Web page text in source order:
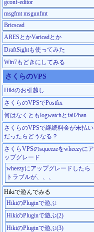
gconf-editor
msgfmt msgunfmt
Bricscad
ARESとかVaricadとか
DraftSightも使ってみた
Win7もどきにしてみる
さくらのVPS
Hikiのお引越し
さくらのVPSでPostfix
何はなくともlogwatchとfail2ban
さくらのVPSで継続料金が未払い
だったらどうなる？
さくらVPSのsqueezeをwheezyにア
ップグレード
wheezyにアップグレードしたら
トラブルが、、、
Hikiで遊んでみる
HikiのPluginで遊ぶ
HikiのPluginで遊ぶ(2)
HikiのPluginで遊ぶ(3)